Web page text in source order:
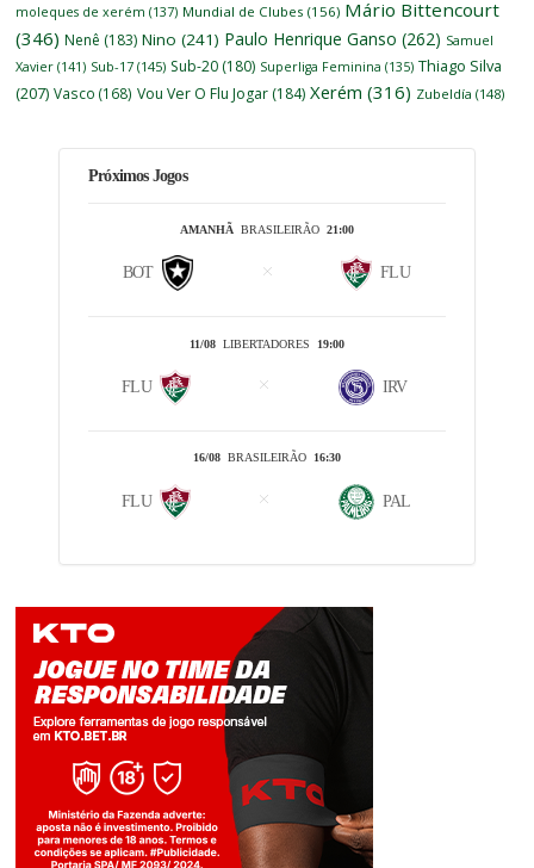
moleques de xerém (137) Mundial de Clubes (156) Mário Bittencourt
(346) Nenê (183) Nino (241) Paulo Henrique Ganso (262) Samuel
Xavier (141) Sub-17 (145) Sub-20 (180) Superliga Feminina (135) Thiago Silva
(207) Vasco (168) Vou Ver O Flu Jogar (184) Xerém (316) Zubeldía (148)
Próximos Jogos
AMANHÃBRASILEIRÃO 21:00
BOT FLU
11/08LIBERTADORES 19:00
FLU IRV
16/08BRASILEIRÃO 16:30
FLU PAL